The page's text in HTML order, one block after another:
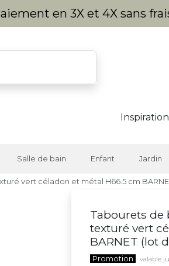
en 3X et 4X sans
Salle de bain Enfant Jardin
vert céladon et métal H66.5 cm
Tabourets de
texturé vert
BARNET (lot
Promotion
valable